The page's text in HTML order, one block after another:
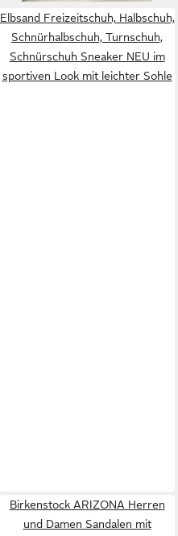
Elbsand Freizeitschuh, Halbschuh,
Schnürhalbschuh, Turnschuh,
Schnürschuh Sneaker NEU im
sportiven Look mit leichter Sohle
Birkenstock ARIZONA Herren
und Damen Sandalen mit